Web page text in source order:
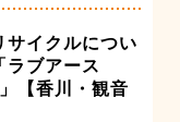
サイクルについ
ブアース
【香川・観音